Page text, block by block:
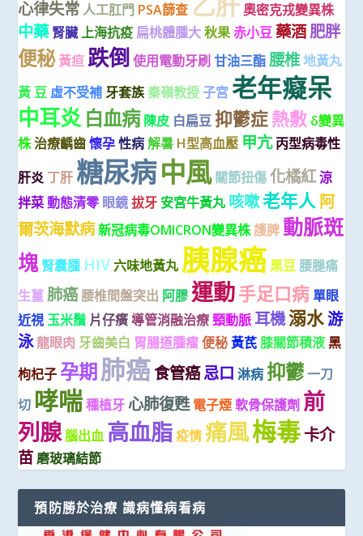
心律失常 人工肛門 PSA篩查 奧密克戎變異株
中藥 腎臟上海抗疫 扁桃體腫大 秋果 赤小豆 藥酒肥胖
便秘 黃疸 跌倒 使用電動牙刷 甘油三酯 腰椎地黃丸
黃 豆 虛不受補 牙套族 秦嶺教授 子宮 老年癡呆
中耳炎 白血病 陳皮 白扁豆 抑鬱症熱敷 δ變異
株治療齲齒 懷孕 性病 解暑 H型高血壓 甲亢 丙型病毒性
肝炎 丁肝 糖尿病中風 關節扭傷 化橘紅涼
拌菜 動態清零 眼鏡 拔牙 安宮牛黃丸 咳嗽老年人 阿
爾茨海默病新冠病毒OMICRON變異株護脾 動脈斑
塊 腎囊腫 HIV 六味地黃丸 胰腺癌 黑豆 腰腿痛
生薑 肺癌 腰椎間盤突出 阿膠 運動手足口病 單眼
近視 玉米鬚 片仔癀 導管消融治療 頸動脈 耳機溺水游
泳龍眼肉 牙齒美白 胃腸道腫瘤 便秘 黃芪 膝關節積液 黑
枸杞子 孕期 肺癌食管癌忌口 淋病 抑鬱一刀
切 哮喘 種植牙 心肺復甦 電子煙 軟骨保護劑 前
列腺腦出血 高血脂 疫情 痛風梅毒卡介
苗 磨玻璃結節
預防勝於治療 識病懂病看病